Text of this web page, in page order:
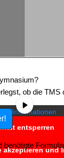
klicken Sie auf
Daten an
werden.
Informationen
entsperren
akzeptieren und
ob die TMS